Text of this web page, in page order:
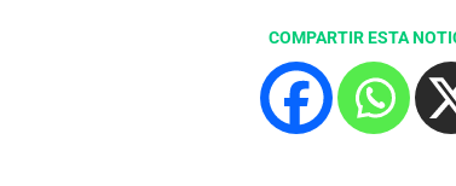
COMPARTIR ESTA